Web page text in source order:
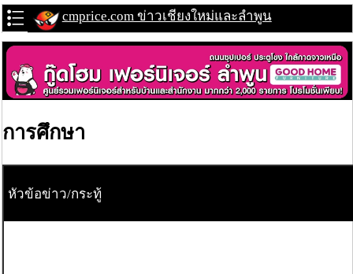
cmprice.com ข่าวเชียงใหม่และลำพูน
การศึกษา
หัวข้อข่าว/กระทู้